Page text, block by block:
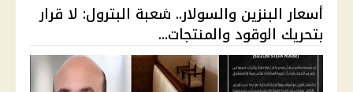
أسعار البنزين والسولار.. شعبة البترول: لا قرار
بتحريك الوقود والمنتجات...